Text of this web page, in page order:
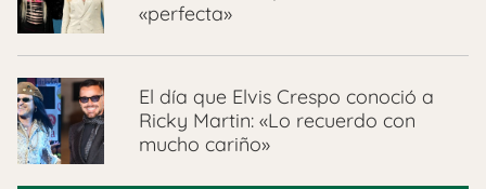
«perfecta»
El día que Elvis Crespo conoció a
Ricky Martin: «Lo recuerdo con
mucho cariño»